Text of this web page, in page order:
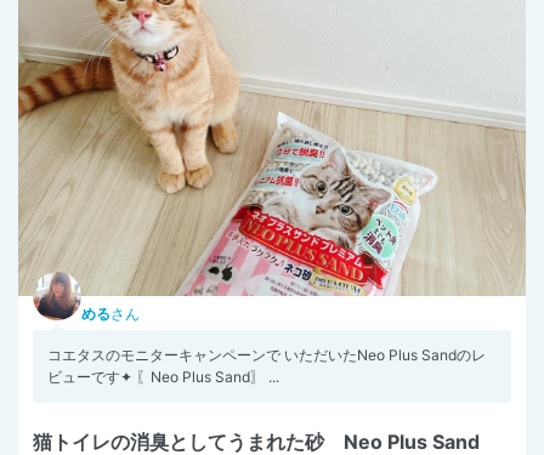
めるさん
コエタスのモニターキャンペーンで いただいたNeo Plus Sandのレ
ビューです✦ 〖Neo Plus Sand〗 ...
猫トイレの消臭としてうまれた砂 Neo Plus Sand